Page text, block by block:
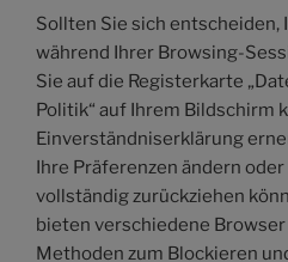
Sollten Sie sich entscheiden,
während Ihrer Browsing-
Sie auf die Registerkarte
Politik“ auf Ihrem Bildschirm
Einverständniserklärung
Ihre Präferenzen ändern
vollständig zurückziehen
bieten verschiedene
Methoden zum Blockieren